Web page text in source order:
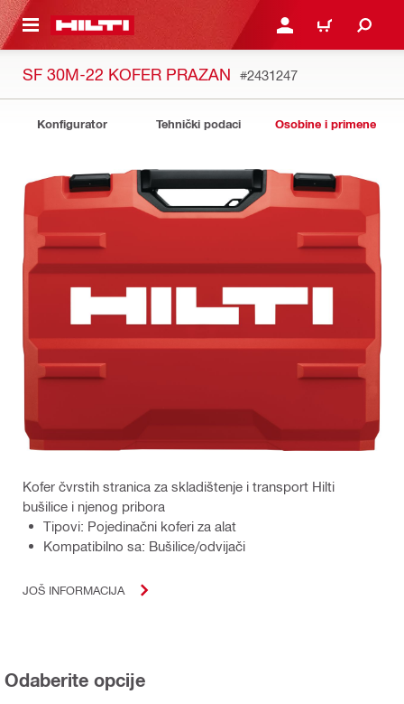
SADRŽAJ PRIJAVITE SE ILI SE
KORPA
SF 30M-22 KOFER PRAZAN #2431247
Konfigurator Tehnički podaci Osobine i primene
Kofer čvrstih stranica za skladištenje i transport Hilti
bušilice i njenog pribora
Tipovi: Pojedinačni koferi za alat
Kompatibilno sa: Bušilice/odvijači
JOŠ INFORMACIJA
Odaberite opcije